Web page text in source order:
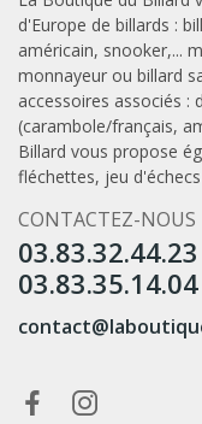
d'Europe de billards :
américain, snooker,...
monnayeur ou billard
accessoires associés :
(carambole/français,
Billard vous propose
fléchettes, jeu d'échecs
CONTACTEZ-NOUS
03.83.32.44.23
03.83.35.14.04